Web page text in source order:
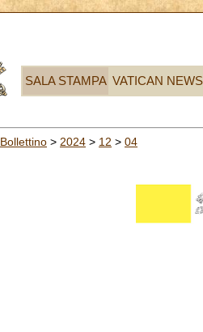
SALA STAMPA VATICAN NEWS
Bollettino > 2024 > 12 > 04